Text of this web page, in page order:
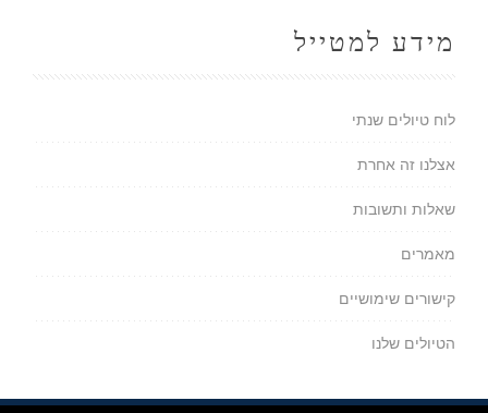
מידע למטייל
לוח טיולים שנתי
אצלנו זה אחרת
שאלות ותשובות
מאמרים
קישורים שימושיים
הטיולים שלנו